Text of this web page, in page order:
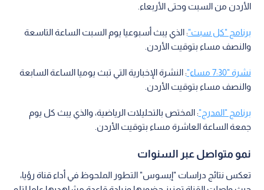
الأردن من السبت وحتى الأربعاء.
برنامج "كل سبت": الذي يبث أسبوعيا يوم السبت الساعة التاسعة
والنصف مساء بتوقيت الأردن.
نشرة "7:30 مساء"
: النشرة الإخبارية التي تبث يوميا الساعة السابعة
والنصف مساء بتوقيت الأردن.
برنامج "المدرج": المختص بالتحليلات الرياضية، والذي يبث كل يوم
جمعة الساعة العاشرة مساء بتوقيت الأردن.
نمو متواصل عبر السنوات
تعكس نتائج دراسات "إبسوس" التطور الملحوظ في أداء قناة رؤيا،